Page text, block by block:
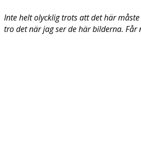
Inte helt olycklig trots att det här
tro det när jag ser de här bilderna.